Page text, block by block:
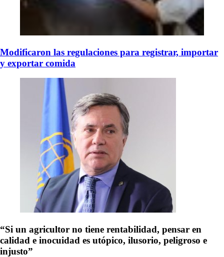
Modificaron las regulaciones para registrar, importar
y exportar comida
“Si un agricultor no tiene rentabilidad, pensar en
calidad e inocuidad es utópico, ilusorio, peligroso e
injusto”